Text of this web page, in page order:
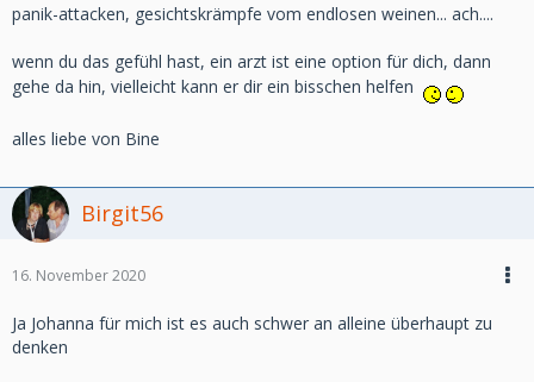
panik-attacken, gesichtskrämpfe vom endlosen weinen... ach....
wenn du das gefühl hast, ein arzt ist eine option für dich, dann
gehe da hin, vielleicht kann er dir ein bisschen helfen
alles liebe von Bine
Birgit56
16. November 2020
Ja Johanna für mich ist es auch schwer an alleine überhaupt zu
denken